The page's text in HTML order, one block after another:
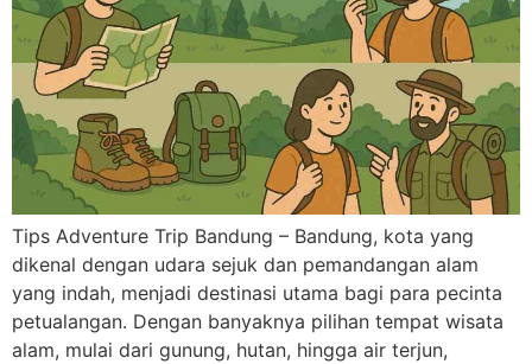
Tips Adventure Trip Bandung – Bandung, kota yang
dikenal dengan udara sejuk dan pemandangan alam
yang indah, menjadi destinasi utama bagi para pecinta
petualangan. Dengan banyaknya pilihan tempat wisata
alam, mulai dari gunung, hutan, hingga air terjun,